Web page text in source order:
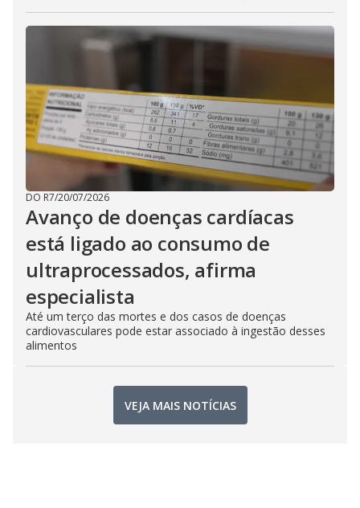
DO R7/20/07/2026
Avanço de doenças cardíacas
está ligado ao consumo de
ultraprocessados, afirma
especialista
Até um terço das mortes e dos casos de doenças
cardiovasculares pode estar associado à ingestão desses
alimentos
VEJA MAIS NOTÍCIAS